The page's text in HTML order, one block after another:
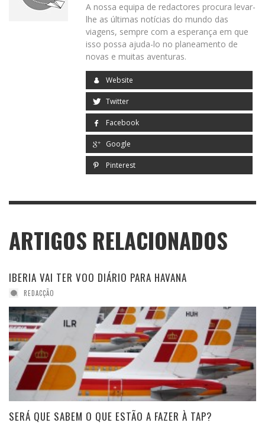
A nossa equipa de redactores procura levar-
lhe as últimas notícias do mundo das
viagens, sempre com a esperança em que
isso possa ajuda-lo no planeamento de
novas e muitas aventuras.
Website
Twitter
Facebook
Google
Pinterest
ARTIGOS RELACIONADOS
IBERIA VAI TER VOO DIÁRIO PARA HAVANA
REDACÇÃO
SERÁ QUE SABEM O QUE ESTÃO A FAZER À TAP?